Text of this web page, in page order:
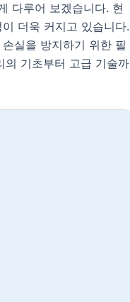
다루어 보겠습니다. 현
더욱 커지고 있습니다.
실을 방지하기 위한 필
의 기초부터 고급 기술까